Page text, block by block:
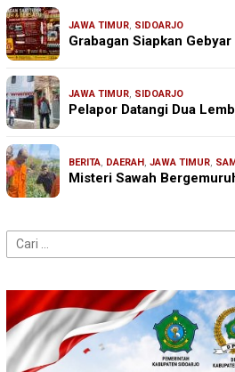
JAWA TIMUR, SIDOARJO
Grabagan Siapkan
JAWA TIMUR, SIDOARJO
Pelapor Datangi Dua
BERITA, DAERAH, JAWA TIMUR,
Misteri Sawah
Cari
untuk: